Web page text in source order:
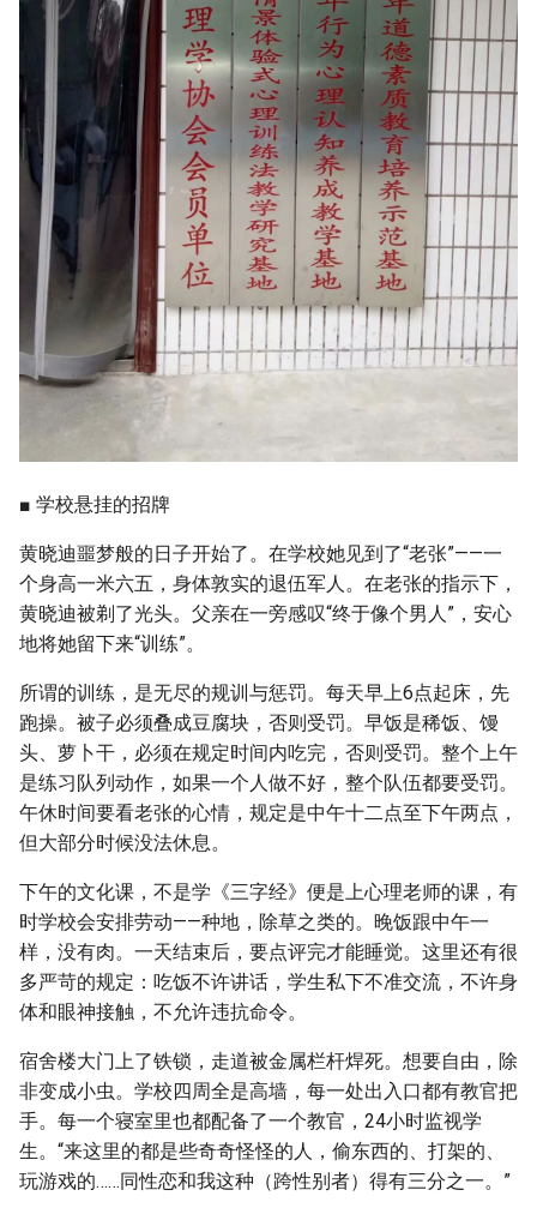
■ 学校悬挂的招牌
黄晓迪噩梦般的日子开始了。在学校她见到了“老张”——一
个身高一米六五，身体敦实的退伍军人。在老张的指示下，
黄晓迪被剃了光头。父亲在一旁感叹“终于像个男人”，安心
地将她留下来“训练”。
所谓的训练，是无尽的规训与惩罚。每天早上6点起床，先
跑操。被子必须叠成豆腐块，否则受罚。早饭是稀饭、馒
头、萝卜干，必须在规定时间内吃完，否则受罚。整个上午
是练习队列动作，如果一个人做不好，整个队伍都要受罚。
午休时间要看老张的心情，规定是中午十二点至下午两点，
但大部分时候没法休息。
下午的文化课，不是学《三字经》便是上心理老师的课，有
时学校会安排劳动——种地，除草之类的。晚饭跟中午一
样，没有肉。一天结束后，要点评完才能睡觉。这里还有很
多严苛的规定：吃饭不许讲话，学生私下不准交流，不许身
体和眼神接触，不允许违抗命令。
宿舍楼大门上了铁锁，走道被金属栏杆焊死。想要自由，除
非变成小虫。学校四周全是高墙，每一处出入口都有教官把
手。每一个寝室里也都配备了一个教官，24小时监视学
生。“来这里的都是些奇奇怪怪的人，偷东西的、打架的、
玩游戏的……同性恋和我这种（跨性别者）得有三分之一。”